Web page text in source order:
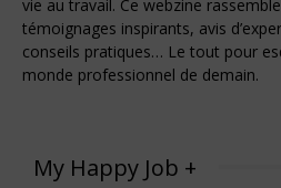
vie au travail. Ce webzine
témoignages inspirants, avis
conseils pratiques… Le tout pour
monde professionnel de demain.
My Happy Job +